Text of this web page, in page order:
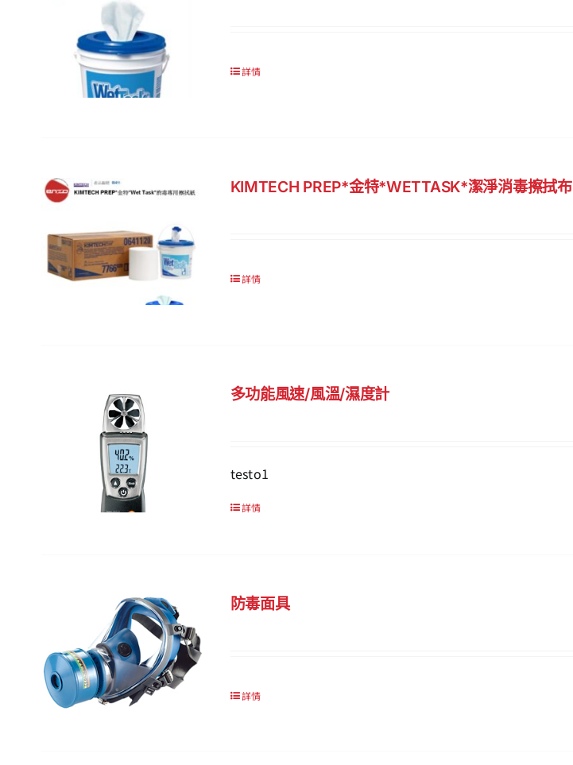
詳情
KIMTECH PREP*金特*WETTASK*潔淨消毒擦拭布
詳情
多功能風速/風溫/濕度計
testo1
詳情
防毒面具
詳情